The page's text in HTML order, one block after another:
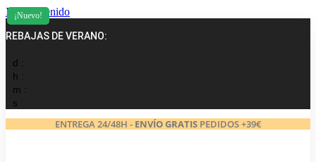
Ir al contenido
REBAJAS DE VERANO:
d :
h :
m :
s
ENTREGA 24/48H - ENVÍO GRATISPEDIDOS +39€
¡Nuevo!